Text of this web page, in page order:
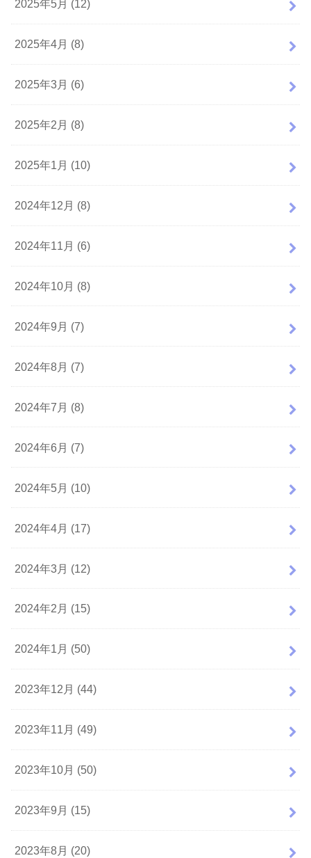
2025年5月 (12)
2025年4月 (8)
2025年3月 (6)
2025年2月 (8)
2025年1月 (10)
2024年12月 (8)
2024年11月 (6)
2024年10月 (8)
2024年9月 (7)
2024年8月 (7)
2024年7月 (8)
2024年6月 (7)
2024年5月 (10)
2024年4月 (17)
2024年3月 (12)
2024年2月 (15)
2024年1月 (50)
2023年12月 (44)
2023年11月 (49)
2023年10月 (50)
2023年9月 (15)
2023年8月 (20)